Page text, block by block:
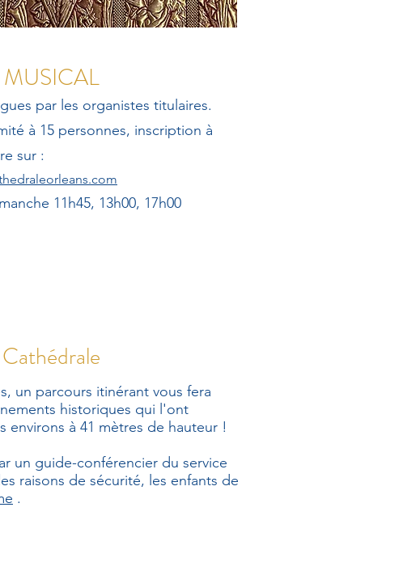
par les organistes titulaires.
à 15 personnes, inscription à
sur :
11h45, 13h00, 17h00
un parcours itinérant vous fera
historiques qui l'ont
environs à 41 mètres de hauteur !
un guide-conférencier du service
raisons de sécurité, les enfants de
.